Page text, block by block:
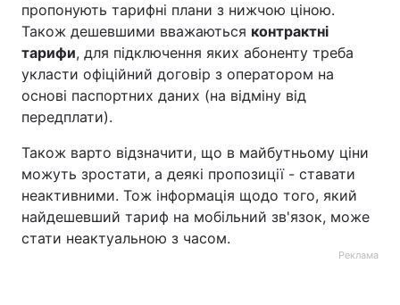
пропонують тарифні плани з нижчою ціною.
Також дешевшими вважаються контрактні
тарифи, для підключення яких абоненту треба
укласти офіційний договір з оператором на
основі паспортних даних (на відміну від
передплати).
Також варто відзначити, що в майбутньому ціни
можуть зростати, а деякі пропозиції - ставати
неактивними. Тож інформація щодо того, який
найдешевший тариф на мобільний зв'язок, може
стати неактуальною з часом.
Реклама